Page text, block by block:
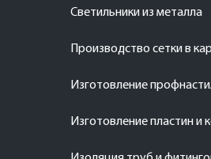
Светильники из металла
Производство сетки в
Изготовление
Изготовление пластин и